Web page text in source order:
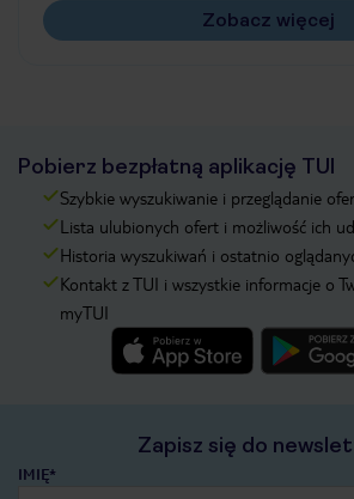
Zobacz więcej
Pobierz bezpłatną aplikację TUI
Szybkie wyszukiwanie i przeglądanie
Lista ulubionych ofert i możliwość ich
Historia wyszukiwań i ostatnio
Kontakt z TUI i wszystkie informacje o
myTUI
Zapisz się do
IMIĘ*